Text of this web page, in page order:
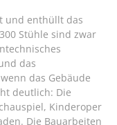
und enthüllt das
Stühle sind zwar
das
das Gebäude
deutlich: Die
Kinderoper
Die Bauarbeiten